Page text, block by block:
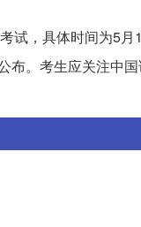
试，具体时间为5月
布。考生应关注中